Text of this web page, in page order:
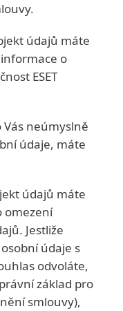
údajů máte
o
ESET
Vás neúmyslně
údaje, máte
údajů máte
omezení
Jestliže
údaje s
odvoláte,
základ pro
smlouvy),